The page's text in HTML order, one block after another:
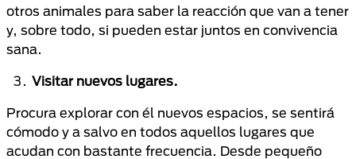
otros animales para saber la reacción que van a tener
y, sobre todo, si pueden estar juntos en convivencia
sana.
Visitar nuevos lugares.
Procura explorar con él nuevos espacios, se sentirá
cómodo y a salvo en todos aquellos lugares que
acudan con bastante frecuencia. Desde pequeño